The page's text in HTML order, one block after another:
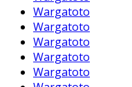
Wargatoto
Wargatoto
Wargatoto
Wargatoto
Wargatoto